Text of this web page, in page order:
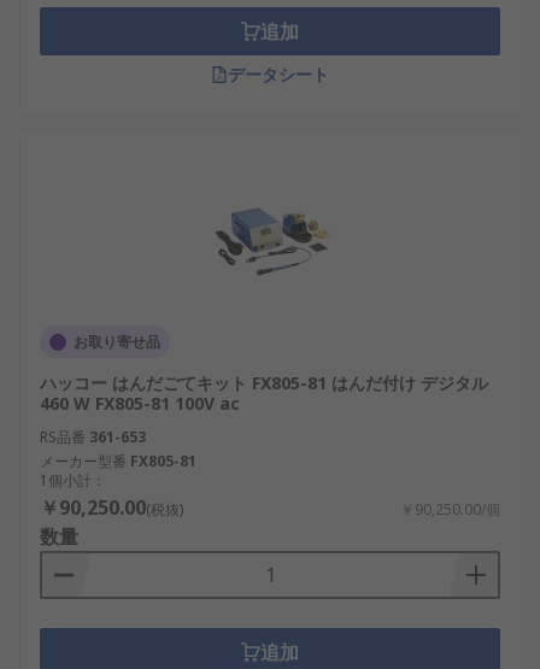
追加
データシート
お取り寄せ品
ハッコー はんだごてキット FX805-81 はんだ付け デジタル
460 W FX805-81 100V ac
RS品番 361-653
メーカー型番 FX805-81
1個小計：
￥90,250.00(税抜) ￥90,250.00/個
数量
追加